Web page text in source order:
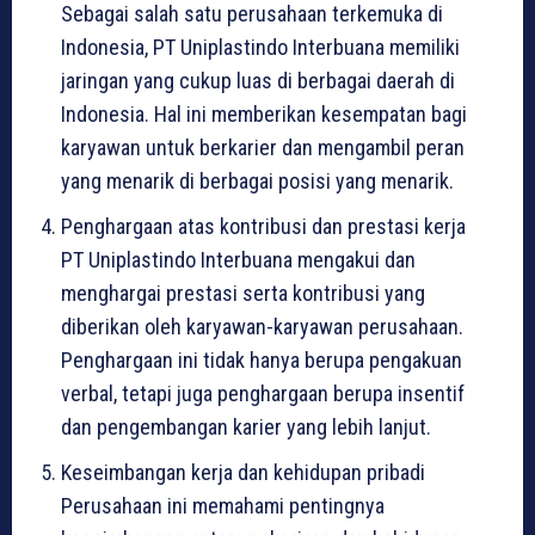
Sebagai salah satu perusahaan terkemuka di
Indonesia, PT Uniplastindo Interbuana memiliki
jaringan yang cukup luas di berbagai daerah di
Indonesia. Hal ini memberikan kesempatan bagi
karyawan untuk berkarier dan mengambil peran
yang menarik di berbagai posisi yang menarik.
Penghargaan atas kontribusi dan prestasi kerja
PT Uniplastindo Interbuana mengakui dan
menghargai prestasi serta kontribusi yang
diberikan oleh karyawan-karyawan perusahaan.
Penghargaan ini tidak hanya berupa pengakuan
verbal, tetapi juga penghargaan berupa insentif
dan pengembangan karier yang lebih lanjut.
Keseimbangan kerja dan kehidupan pribadi
Perusahaan ini memahami pentingnya